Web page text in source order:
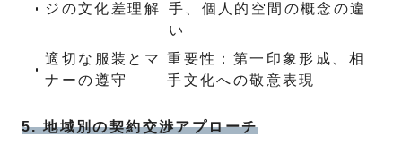
ジの文化差理解
手、個人的空間の概念の違
い
適切な服装とマ
ナーの遵守
重要性：第一印象形成、相
手文化への敬意表現
5. 地域別の契約交渉アプローチ